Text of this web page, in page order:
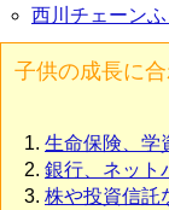
西川チェーン
子供の成長に
生命保険、学
銀行、ネット
株や投資信託